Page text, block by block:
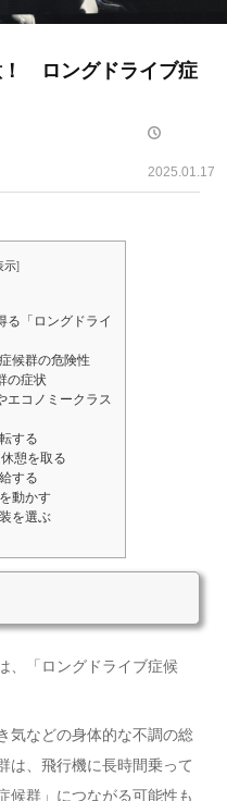
！ ロングドライブ症
2025.01.17
示]
る「ロングドライ
候群の危険性
の症状
エコノミークラス
する
憩を取る
する
動かす
を選ぶ
、
「ロングドライブ症候
気などの身体的な不調の総
は、飛行機に長時間乗って
候群」につながる可能性も